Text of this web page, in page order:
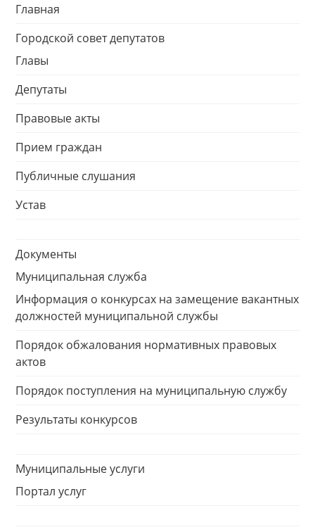
Главная
Городской совет депутатов
Главы
Депутаты
Правовые акты
Прием граждан
Публичные слушания
Устав
Документы
Муниципальная служба
Информация о конкурсах на замещение вакантных
должностей муниципальной службы
Порядок обжалования нормативных правовых
актов
Порядок поступления на муниципальную службу
Результаты конкурсов
Муниципальные услуги
Портал услуг